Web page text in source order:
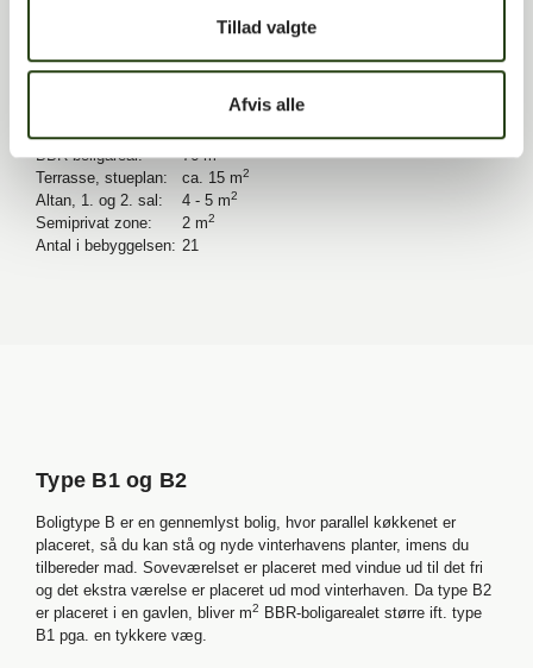
Tillad valgte
Afvis alle
Boligtype A byder på en rummelig vinkelstue med åbent køkken
placeret i den ene ende af boligen. I soveværelset, der vender ud
BBR-boligareal: 76 m
Terrasse, stueplan: ca. 15 m2
Altan, 1. og 2. sal: 4 - 5 m2
Semiprivat zone: 2 m2
Antal i bebyggelsen: 21
Type B1 og B2
Boligtype B er en gennemlyst bolig, hvor parallel køkkenet er
placeret, så du kan stå og nyde vinterhavens planter, imens du
tilbereder mad. Soveværelset er placeret med vindue ud til det fri
og det ekstra værelse er placeret ud mod vinterhaven. Da type B2
er placeret i en gavlen, bliver m2
BBR-boligarealet større ift. type
B1 pga. en tykkere væg.